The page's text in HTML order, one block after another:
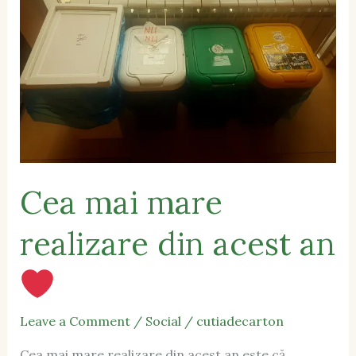
Cea mai mare
realizare din acest an
Leave a Comment / Social/ cutiadecarton
realizare
din
acest
an